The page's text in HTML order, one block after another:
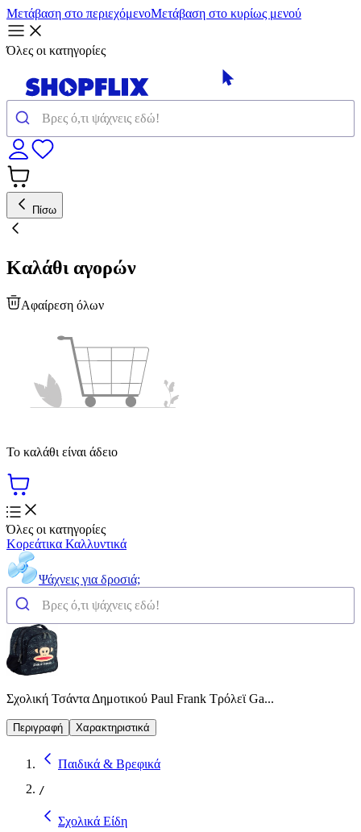
Μετάβαση στο περιεχόμενοΜετάβαση στο κυρίως μενού
Όλες οι κατηγορίες
Πίσω
Καλάθι αγορών
Αφαίρεση όλων
Το καλάθι είναι άδειο
Όλες οι κατηγορίες
Κορεάτικα Καλλυντικά
Ψάχνεις για δροσιά;
Σχολική Τσάντα Δημοτικού Paul Frank Τρόλεϊ Ga...
Περιγραφή Χαρακτηριστικά
Παιδικά & Βρεφικά
/
Σχολικά Είδη